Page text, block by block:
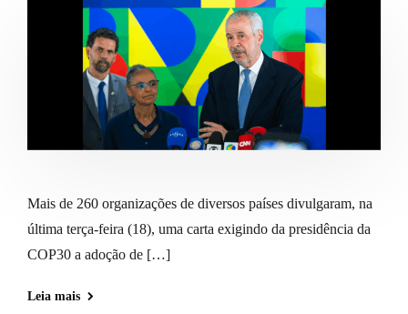
Mais de 260 organizações de diversos países divulgaram, na
última terça-feira (18), uma carta exigindo da presidência da
COP30 a adoção de […]
Leia mais